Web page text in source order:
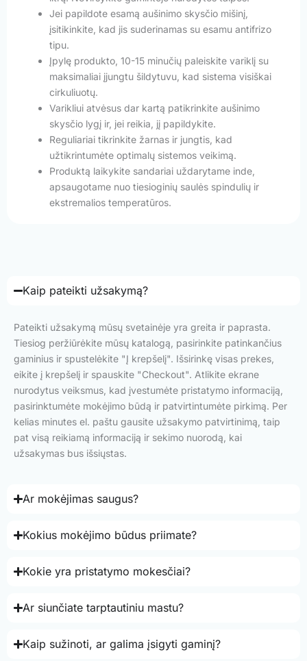
Jei papildote esamą aušinimo skysčio mišinį,
įsitikinkite, kad jis suderinamas su esamu antifrizo
tipu.
Įpylę produkto, 10-15 minučių paleiskite variklį su
maksimaliai įjungtu šildytuvu, kad sistema visiškai
cirkuliuotų.
Varikliui atvėsus dar kartą patikrinkite aušinimo
skysčio lygį ir, jei reikia, jį papildykite.
Reguliariai tikrinkite žarnas ir jungtis, kad
užtikrintumėte optimalų sistemos veikimą.
Produktą laikykite sandariai uždarytame inde,
apsaugotame nuo tiesioginių saulės spindulių ir
ekstremalios temperatūros.
Kaip pateikti užsakymą?
Pateikti užsakymą mūsų svetainėje yra greita ir paprasta.
Tiesiog peržiūrėkite mūsų katalogą, pasirinkite patinkančius
gaminius ir spustelėkite "Į krepšelį". Išsirinkę visas prekes,
eikite į krepšelį ir spauskite "Checkout". Atlikite ekrane
nurodytus veiksmus, kad įvestumėte pristatymo informaciją,
pasirinktumėte mokėjimo būdą ir patvirtintumėte pirkimą. Per
kelias minutes el. paštu gausite užsakymo patvirtinimą, taip
pat visą reikiamą informaciją ir sekimo nuorodą, kai
užsakymas bus išsiųstas.
Ar mokėjimas saugus?
Kokius mokėjimo būdus priimate?
Kokie yra pristatymo mokesčiai?
Ar siunčiate tarptautiniu mastu?
Kaip sužinoti, ar galima įsigyti gaminį?